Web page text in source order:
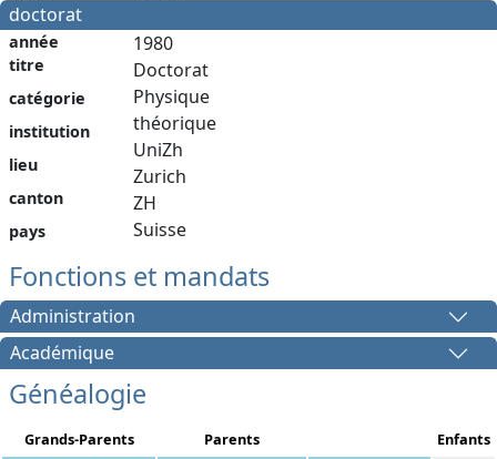
doctorat
année
titre
catégorie
institution
lieu
canton
pays
1980
Doctorat
Physique
théorique
UniZh
Zurich
ZH
Suisse
Fonctions et mandats
Administration
Académique
Généalogie
Grands-Parents Parents
Enfants